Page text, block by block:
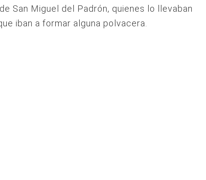
San Miguel del Padrón, quienes lo llevaban
iban a formar alguna polvacera.